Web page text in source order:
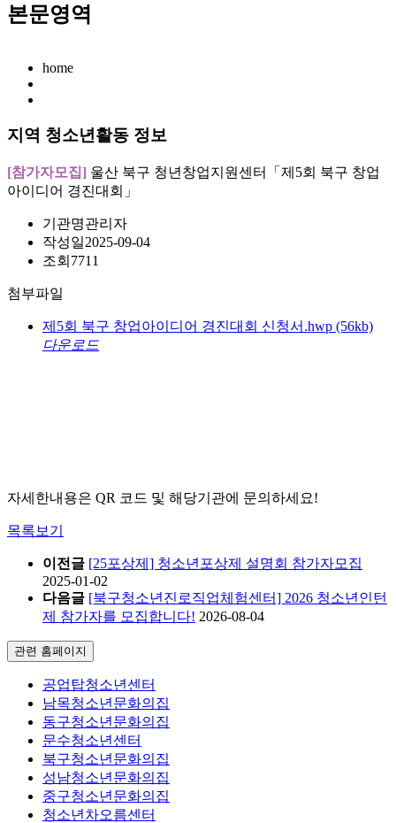
본문영역
home
지역 청소년활동 정보
[참가자모집] 울산 북구 청년창업지원센터「제5회 북구 창업
아이디어 경진대회」
기관명관리자
작성일2025-09-04
조회 7711
첨부파일
제5회 북구 창업아이디어 경진대회 신청서.hwp (56kb)
다운로드
자세한내용은 QR 코드 및 해당기관에 문의하세요!
목록보기
이전글 [25포상제] 청소년포상제 설명회 참가자모집
2025-01-02
다음글 [북구청소년진로직업체험센터] 2026 청소년인턴
제 참가자를 모집합니다! 2026-08-04
관련 홈페이지
공업탑청소년센터
남목청소년문화의집
동구청소년문화의집
문수청소년센터
북구청소년문화의집
성남청소년문화의집
중구청소년문화의집
청소년차오름센터